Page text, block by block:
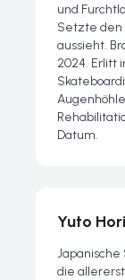
und
Setzte den
aussieht.
2024. Erlitt
Datum.
Yuto
Japanische
die